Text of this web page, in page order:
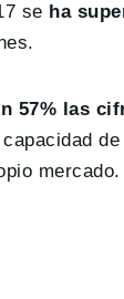
se ha
57% las
mercado.